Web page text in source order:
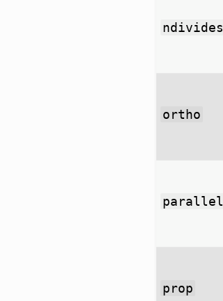
ndivides
ortho
parallel
prop